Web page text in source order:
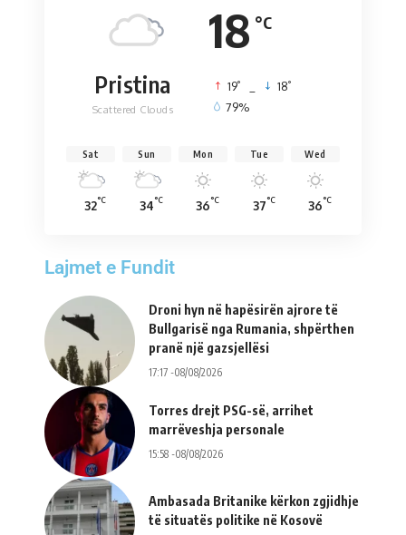
18 °C
Pristina
Scattered Clouds
19° 18°
79%
Sat
32°C
Sun
34°C
Mon
36°C
Tue
37°C
Wed
36°C
Lajmet e Fundit
Droni hyn në hapësirën ajrore të
Bullgarisë nga Rumania, shpërthen
pranë një gazsjellësi
17:17 -08/08/2026
Torres drejt PSG-së, arrihet
marrëveshja personale
15:58 -08/08/2026
Ambasada Britanike kërkon zgjidhje
të situatës politike në Kosovë